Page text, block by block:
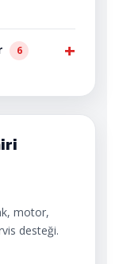
6
motor,
desteği.